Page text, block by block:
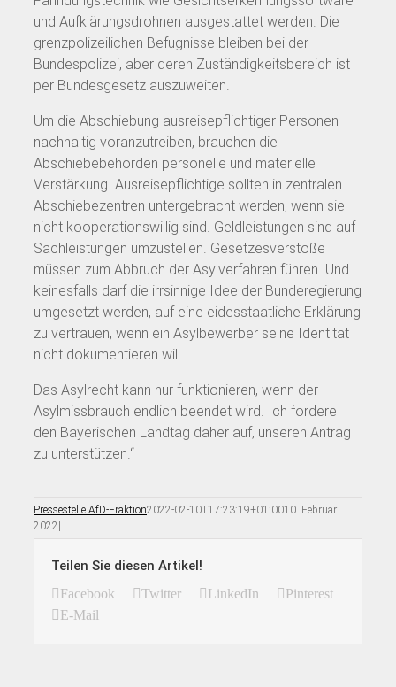
und Aufklärungsdrohnen ausgestattet werden. Die
grenzpolizeilichen Befugnisse bleiben bei der
Bundespolizei, aber deren Zuständigkeitsbereich ist
per Bundesgesetz auszuweiten.
Um die Abschiebung ausreisepflichtiger Personen
nachhaltig voranzutreiben, brauchen die
Abschiebebehörden personelle und materielle
Verstärkung. Ausreisepflichtige sollten in zentralen
Abschiebezentren untergebracht werden, wenn sie
nicht kooperationswillig sind. Geldleistungen sind auf
Sachleistungen umzustellen. Gesetzesverstöße
müssen zum Abbruch der Asylverfahren führen. Und
keinesfalls darf die irrsinnige Idee der Bunderegierung
umgesetzt werden, auf eine eidesstaatliche Erklärung
zu vertrauen, wenn ein Asylbewerber seine Identität
nicht dokumentieren will.
Das Asylrecht kann nur funktionieren, wenn der
Asylmissbrauch endlich beendet wird. Ich fordere
den Bayerischen Landtag daher auf, unseren Antrag
zu unterstützen.“
Pressestelle AfD-Fraktion2022-02-10T17:23:19+01:0010. Februar
2022 |
Teilen Sie diesen Artikel!
Facebook Twitter LinkedIn
Pinterest
E-Mail